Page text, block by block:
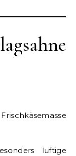
luftige